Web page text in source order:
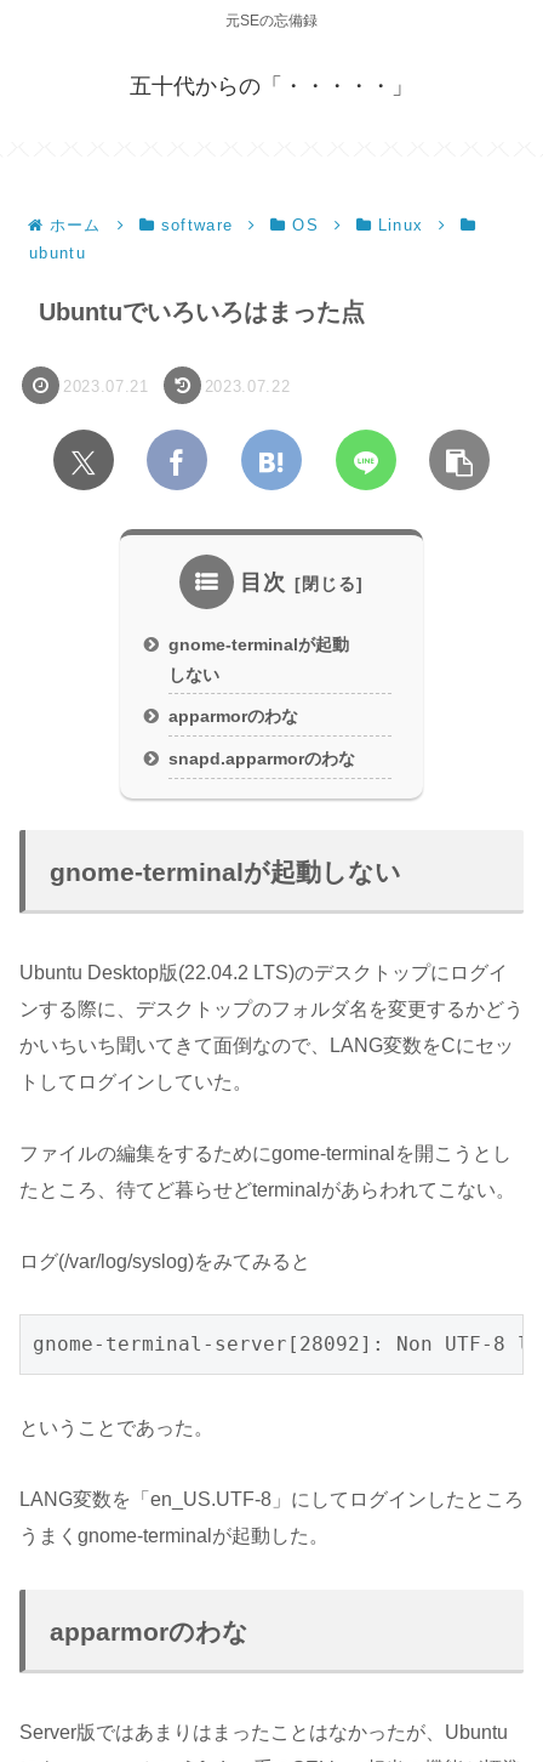
元SEの忘備録
五十代からの「・・・・・」
ホーム software OS
Linux
ubuntu
Ubuntuでいろいろはまった点
2023.07.21 2023.07.22
目次
gnome-terminalが起動
しない
apparmorのわな
snapd.apparmorのわな
gnome-terminalが起動しない
Ubuntu Desktop版(22.04.2 LTS)のデスクトップにログイ
ンする際に、デスクトップのフォルダ名を変更するかどう
かいちいち聞いてきて面倒なので、LANG変数をCにセッ
トしてログインしていた。
ファイルの編集をするためにgome-terminalを開こうとし
たところ、待てど暮らせどterminalがあらわれてこない。
ログ(/var/log/syslog)をみてみると
gnome-terminal-server[28092]: Non UTF-8
ということであった。
LANG変数を「en_US.UTF-8」にしてログインしたところ
うまくgnome-terminalが起動した。
apparmorのわな
Server版ではあまりはまったことはなかったが、Ubuntu